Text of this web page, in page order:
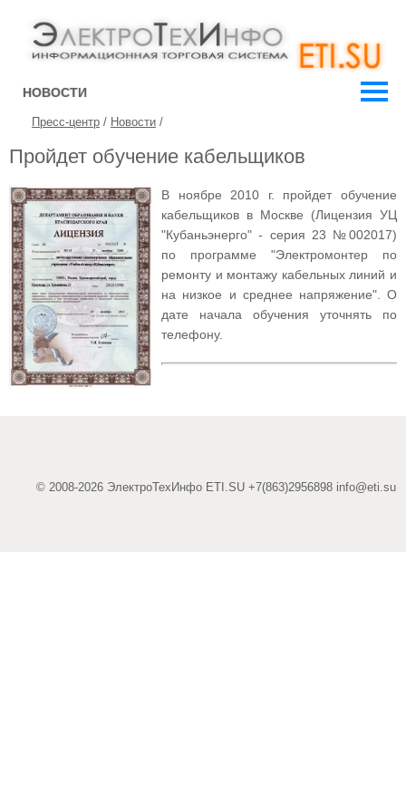
НОВОСТИ
Пресс-центр / Новости /
Пройдет обучение кабельщиков
В ноябре 2010 г. пройдет обучение
кабельщиков в Москве (Лицензия УЦ
"Кубаньэнерго" - серия 23 №002017)
по программе "Электромонтер по
ремонту и монтажу кабельных линий и
на низкое и среднее напряжение". О
дате начала обучения уточнять по
телефону.
© 2008-2026 ЭлектроТехИнфо ETI.SU +7(863)2956898 info@eti.su